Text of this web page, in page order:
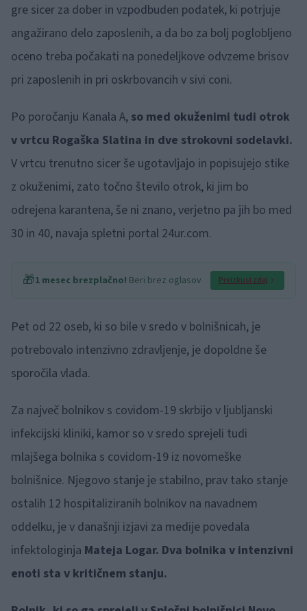
gre sicer za dober in vzpodbuden podatek, ki potrjuje
angažirano delo zaposlenih, a da bo za bolj poglobljeno
oceno treba počakati na ponedeljkove odvzeme brisov
pri zaposlenih in pri oskrbovancih v sivi coni.
Po poročanju Kanala A, so med okuženimi tudi otrok
v vrtcu Rogaška Slatina in dve strokovni sodelavki.
V vrtcu trenutno sicer še ugotavljajo in popisujejo stike
z okuženimi, zato točno število otrok, ki jim bo
odrejena karantena, še ni znano, verjetno pa jih bo med
30 in 40, navaja spletni portal 24ur.com.
🎁1 mesec brezplačno! Beri brez oglasov Preizkusi zdaj
Pet od 22 oseb, ki so bile v sredo v bolnišnicah, je
potrebovalo intenzivno zdravljenje, je dopoldne še
sporočila vlada.
Za največ bolnikov s covidom-19 skrbijo v ljubljanski
infekcijski kliniki, kamor so v sredo sprejeli tudi
mlajšega bolnika s covidom-19 iz novomeške
bolnišnice. Njegovo stanje je stabilno, prav tako stanje
ostalih 12 hospitaliziranih bolnikov na navadnem
oddelku, je v današnji izjavi za medije povedala
infektologinja Mateja Logar. Dva bolnika v intenzivni
enoti sta v kritičnem stanju.